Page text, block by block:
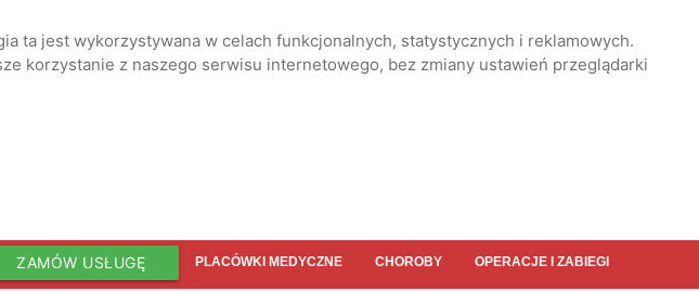
ta jest wykorzystywana w celach funkcjonalnych, statystycznych i reklamowych.
korzystanie z naszego serwisu internetowego, bez zmiany ustawień przeglądarki
ZAMÓW USŁUGĘ PLACÓWKI MEDYCZNE CHOROBY OPERACJE I ZABIEGI